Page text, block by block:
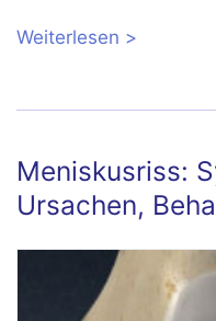
Weiterlesen über
Meniskusriss:
Ursachen,